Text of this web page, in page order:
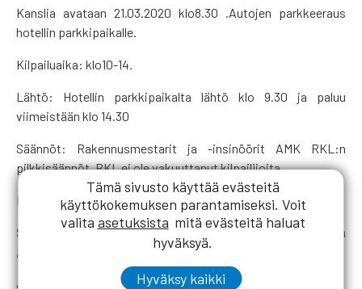
Kanslia avataan 21.03.2020 klo8.30 .Autojen parkkeeraus
hotellin parkkipaikalle.
Kilpailuaika: klo10-14.
Lähtö: Hotellin parkkipaikalta lähtö klo 9.30 ja paluu
viimeistään klo 14.30
Säännöt: Rakennusmestarit ja -insinöörit AMK RKL:n
pilkkisäännöt. RKL ei ole vakuuttanut kilpailijoita.
Kilpailukala: Ahven
Sarjat ja osallistumismaksut: Naiset, miehet yleinen
,55,65,75, ja nuoret 20 €
Joukkuekilpailut RKL: mestaruuksista.
Tämä sivusto käyttää evästeitä
käyttökokemuksen parantamiseksi. Voit
valita asetuksista mitä evästeitä haluat
hyväksyä.
Hyväksy kaikki